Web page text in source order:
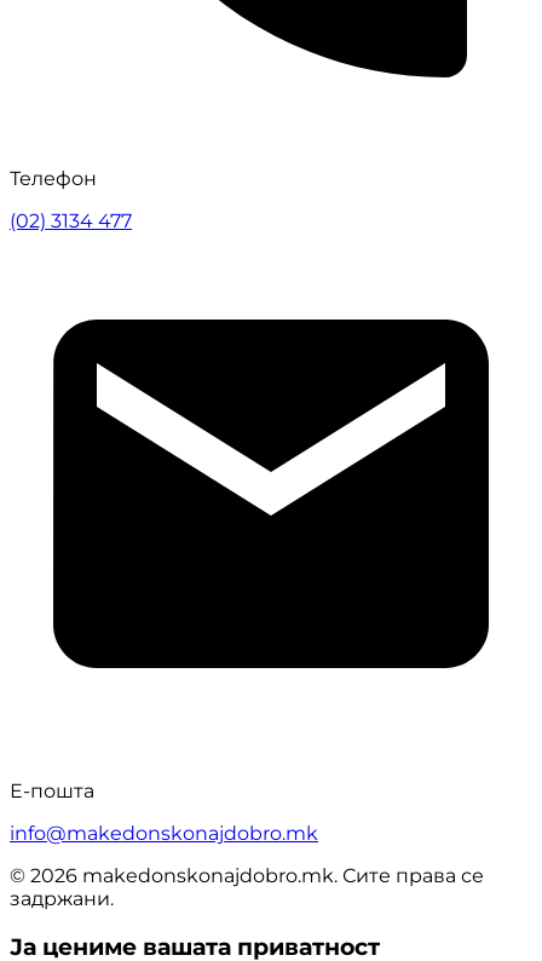
Телефон
(02) 3134 477
Е-пошта
info@makedonskonajdobro.mk
© 2026 makedonskonajdobro.mk. Сите права се
задржани.
Ја цениме вашата приватност